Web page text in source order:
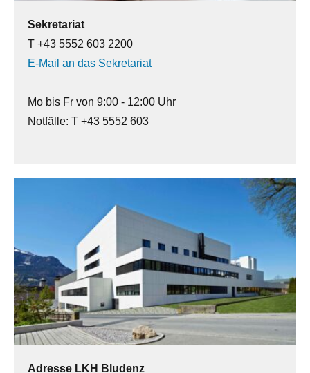
Sekretariat
T +43 5552 603 2200
E-Mail an das Sekretariat
Mo bis Fr von 9:00 - 12:00 Uhr
Notfälle: T +43 5552 603
Adresse LKH Bludenz